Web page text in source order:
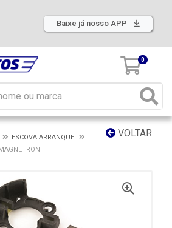
Baixe já nosso APP
0
VOLTAR
ESCOVA ARRANQUE